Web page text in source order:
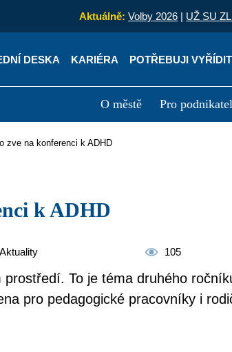
Aktuálně: Volby 2026 | UŽ SU
DESKA KARIÉRA POTŘEBUJI VYŘÍDIT
O městě Pro
Úřední deska
zve na konferenci k ADHD
k ADHD
Aktuality 105
To je téma druhého
pro pedagogické pracovníky i